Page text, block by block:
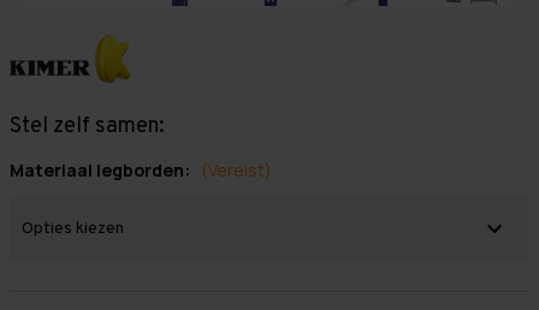
Stel zelf samen:
Materiaal legborden: (Vereist)